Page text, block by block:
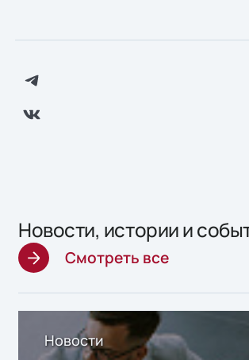
Новости, истории и
Смотреть все
Новости